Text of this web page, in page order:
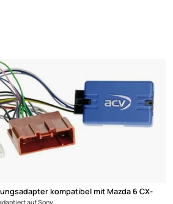
kompatibel mit Mazda
auf Pioneer